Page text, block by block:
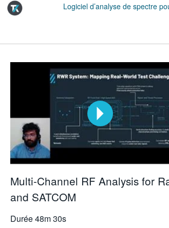
Logiciel d’analyse de spectre
Multi-Channel RF Analysis for
and SATCOM
Durée48m 30s